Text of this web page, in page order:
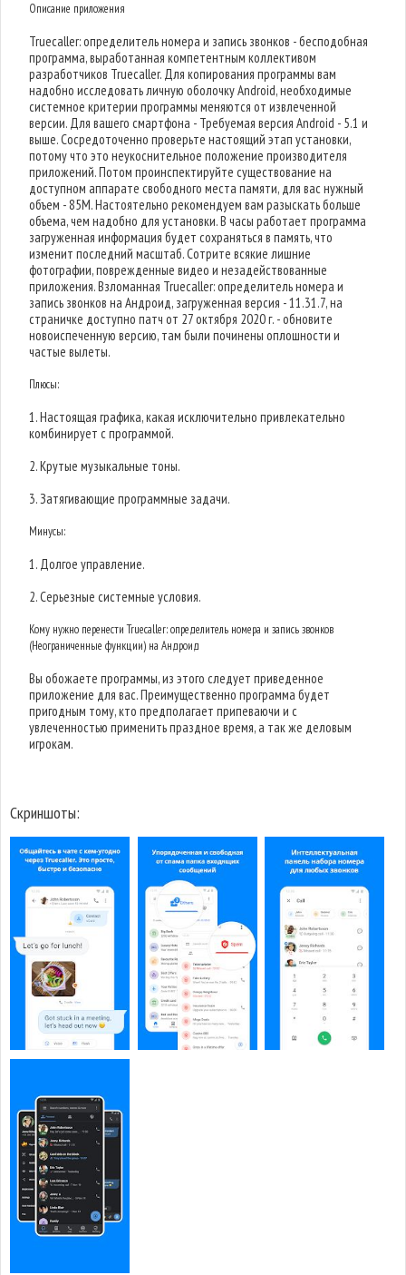
Описание приложения
Truecaller: определитель номера и запись звонков - бесподобная
программа, выработанная компетентным коллективом
разработчиков Truecaller. Для копирования программы вам
надобно исследовать личную оболочку Android, необходимые
системное критерии программы меняются от извлеченной
версии. Для вашего смартфона - Требуемая версия Android - 5.1 и
выше. Сосредоточенно проверьте настоящий этап установки,
потому что это неукоснительное положение производителя
приложений. Потом проинспектируйте существование на
доступном аппарате свободного места памяти, для вас нужный
объем - 85M. Настоятельно рекомендуем вам разыскать больше
объема, чем надобно для установки. В часы работает программа
загруженная информация будет сохраняться в память, что
изменит последний масштаб. Сотрите всякие лишние
фотографии, поврежденные видео и незадействованные
приложения. Взломанная Truecaller: определитель номера и
запись звонков на Андроид, загруженная версия - 11.31.7, на
страничке доступно патч от 27 октября 2020 г. - обновите
новоиспеченную версию, там были починены оплошности и
частые вылеты.
Плюсы:
1. Настоящая графика, какая исключительно привлекательно
комбинирует с программой.
2. Крутые музыкальные тоны.
3. Затягивающие программные задачи.
Минусы:
1. Долгое управление.
2. Серьезные системные условия.
Кому нужно перенести Truecaller: определитель номера и запись звонков
(Неограниченные функции) на Андроид
Вы обожаете программы, из этого следует приведенное
приложение для вас. Преимущественно программа будет
пригодным тому, кто предполагает припеваючи и с
увлеченностью применить праздное время, а так же деловым
игрокам.
Скриншоты: